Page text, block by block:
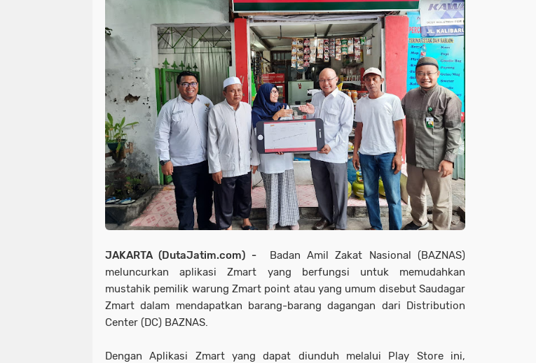
JAKARTA (DutaJatim.com) -Badan Amil Zakat Nasional (BAZNAS)
meluncurkan aplikasi Zmart yang berfungsi untuk memudahkan
mustahik pemilik warung Zmart point atau yang umum disebut Saudagar
Zmart dalam mendapatkan barang-barang dagangan dari Distribution
Center (DC) BAZNAS.
Dengan Aplikasi Zmart yang dapat diunduh melalui Play Store ini,